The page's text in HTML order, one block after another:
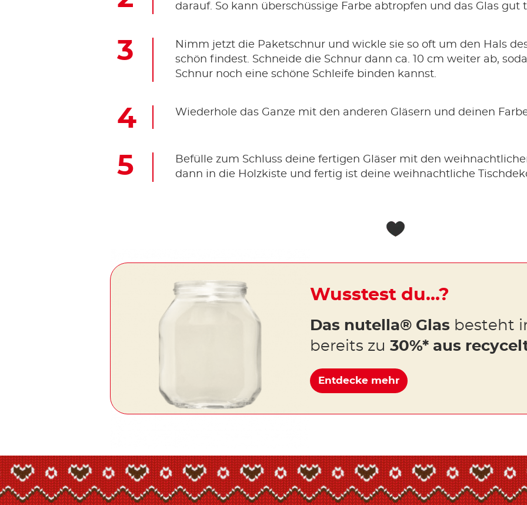
darauf. So kann überschüssige Farbe abtropfen und das Glas gut
Nimm jetzt die Paketschnur und wickle sie so oft um den Hals
schön findest. Schneide die Schnur dann ca. 10 cm weiter ab,
Schnur noch eine schöne Schleife binden kannst.
Wiederhole das Ganze mit den anderen Gläsern und deinen
Befülle zum Schluss deine fertigen Gläser mit den
dann in die Holzkiste und fertig ist deine weihnachtliche
Wusstest du…?
Das nutella® Glasbesteht
bereits zu 30%* aus
Entdecke mehr